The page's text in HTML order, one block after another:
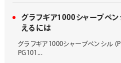
グラフギア1000シャープペ
えるには
グラフギア1000シャープペンシル
PG101...